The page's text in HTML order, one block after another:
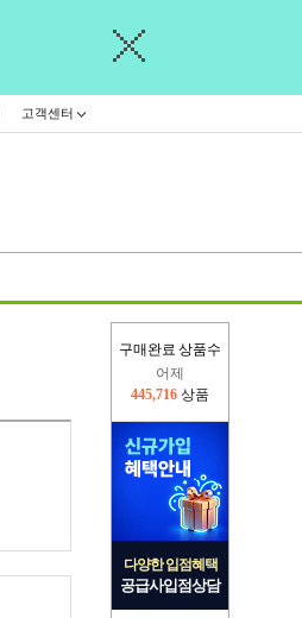
고객센터
구매완료 상품수
어제
445,716상품
오늘(현재)
229,657 상품
다양한 입점혜택
공급사입점상담